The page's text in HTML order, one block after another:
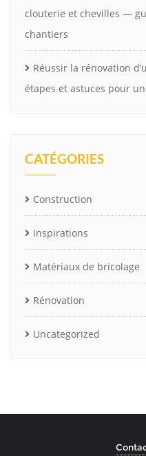
clouterie et chevilles —
chantiers
Réussir la rénovation
étapes et astuces pour
CATÉGORIES
Construction
Inspirations
Matériaux de bricolage
Rénovation
Uncategorized